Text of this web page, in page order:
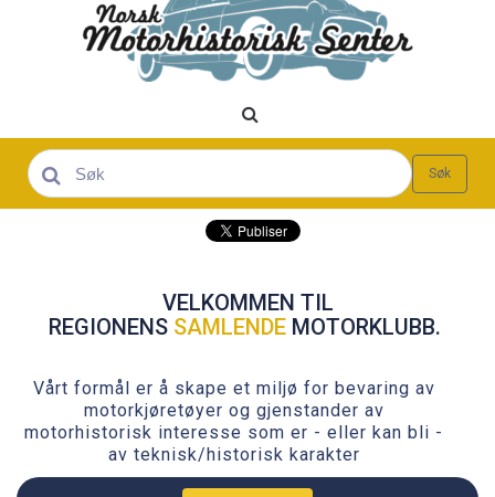

Søk
VELKOMMEN TIL
REGIONENS SAMLENDE MOTORKLUBB.
Vårt formål er å skape et miljø for bevaring av
motorkjøretøyer og gjenstander av
motorhistorisk interesse som er - eller kan bli -
av teknisk/historisk karakter